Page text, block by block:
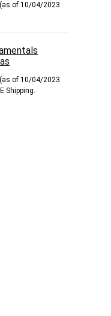
(as of 10/04/2023
(as of 10/04/2023
Shipping.